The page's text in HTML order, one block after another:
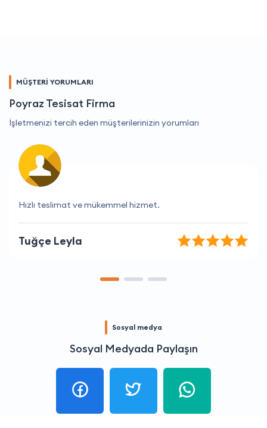
MÜŞTERİ YORUMLARI
Poyraz Tesisat Firma
İşletmenizi tercih eden müşterilerinizin yorumları
Kesinlikle beklentilerimin üzerinde bir hizmet aldım.
Aylin Arslan
Sosyal medya
Sosyal Medyada Paylaşın